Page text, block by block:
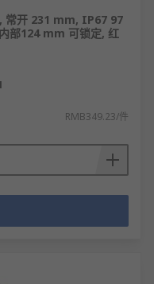
常开 231 mm, IP67 97
部124 mm 可锁定, 红
RMB349.23/件